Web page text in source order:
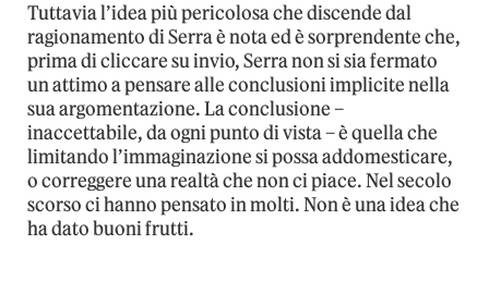
Tuttavia l’idea più pericolosa che discende dal
ragionamento di Serra è nota ed è sorprendente che,
prima di cliccare su invio, Serra non si sia fermato
un attimo a pensare alle conclusioni implicite nella
sua argomentazione. La conclusione –
inaccettabile, da ogni punto di vista – è quella che
limitando l’immaginazione si possa addomesticare,
o correggere una realtà che non ci piace. Nel secolo
scorso ci hanno pensato in molti. Non è una idea che
ha dato buoni frutti.